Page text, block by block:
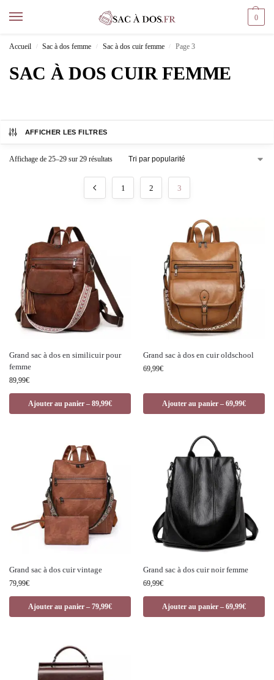
0
Accueil / Sac à dos femme / Sac à dos cuir femme / Page 3
SAC À DOS CUIR FEMME
AFFICHER LES FILTRES
Affichage de 25–29 sur 29 résultats
1 2 3
Grand sac à dos en similicuir pour
femme
89,99€
Ajouter au panier – 89,99€
Grand sac à dos en cuir oldschool
69,99€
Ajouter au panier – 69,99€
Grand sac à dos cuir vintage
79,99€
Ajouter au panier – 79,99€
Grand sac à dos cuir noir femme
69,99€
Ajouter au panier – 69,99€